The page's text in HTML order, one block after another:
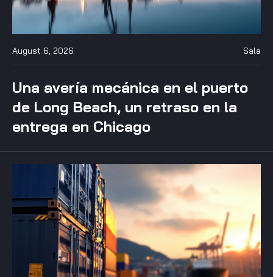
August 6, 2026 Sala
Una avería mecánica en el puerto
de Long Beach, un retraso en la
entrega en Chicago